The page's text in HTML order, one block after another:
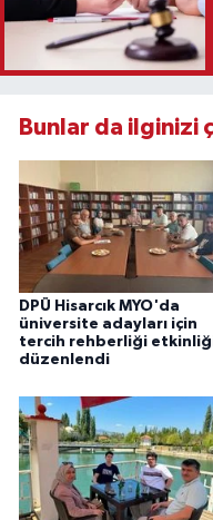
Bunlar da ilginizi
DPÜ Hisarcık MYO'da
üniversite adayları için
tercih rehberliği
düzenlendi